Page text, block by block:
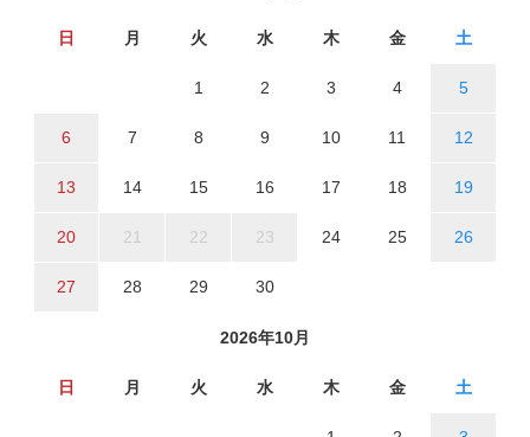
日 月 火 水 木 金 土
1 2 3 4 5
6 7 8 9 10 11 12
13 14 15 16 17 18 19
20 21 22 23 24 25 26
27 28 29 30
2026年10月
日 月 火 水 木 金 土